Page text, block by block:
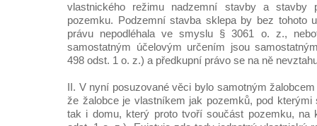
vlastnického režimu nadzemní stavby a stavby
pozemku. Podzemní stavba sklepa by bez tohoto
právu nepodléhala ve smyslu § 3061 o. z.,
samostatným účelovým určením jsou
498 odst. 1 o. z.) a předkupní právo se na ně
II. V nyní posuzované věci bylo samotným
že žalobce je vlastníkem jak pozemků, pod
tak i domu, který proto tvoří součást pozemku, na